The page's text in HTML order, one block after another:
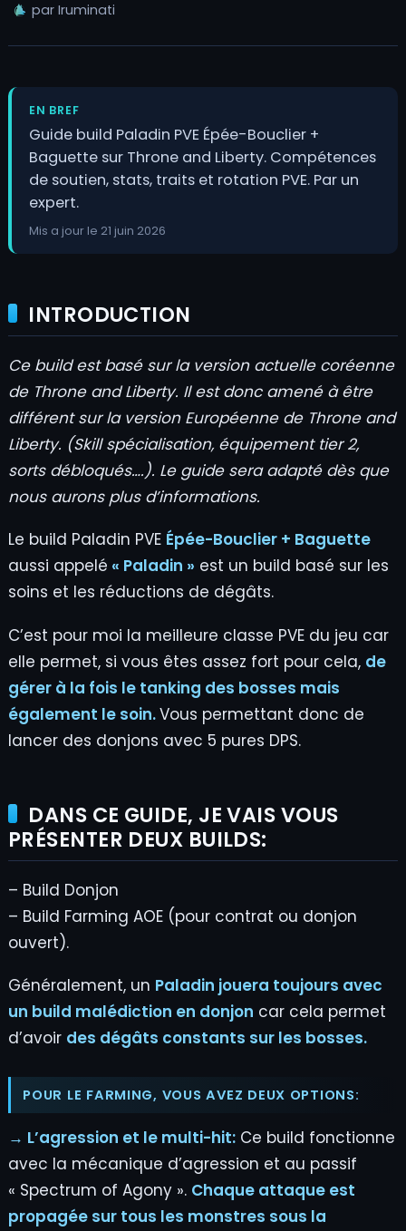
par Iruminati
EN BREF
Guide build Paladin PVE Épée-Bouclier +
Baguette sur Throne and Liberty. Compétences
de soutien, stats, traits et rotation PVE. Par un
expert.
Mis a jour le 21 juin 2026
INTRODUCTION
Ce build est basé sur la version actuelle coréenne
de Throne and Liberty. Il est donc amené à être
différent sur la version Européenne de Throne and
Liberty. (Skill spécialisation, équipement tier 2,
sorts débloqués….). Le guide sera adapté dès que
nous aurons plus d’informations.
Le build Paladin PVE Épée-Bouclier + Baguette
aussi appelé « Paladin » est un build basé sur les
soins et les réductions de dégâts.
C’est pour moi la meilleure classe PVE du jeu car
elle permet, si vous êtes assez fort pour cela, de
gérer à la fois le tanking des bosses mais
également le soin.Vous permettant donc de
lancer des donjons avec 5 pures DPS.
DANS CE GUIDE, JE VAIS VOUS
PRÉSENTER DEUX BUILDS:
– Build Donjon
– Build Farming AOE (pour contrat ou donjon
ouvert).
Généralement, un Paladin jouera toujours avec
un build malédiction en donjon car cela permet
d’avoir des dégâts constants sur les bosses.
POUR LE FARMING, VOUS AVEZ DEUX OPTIONS:
→ L’agression et le multi-hit:Ce build fonctionne
avec la mécanique d’agression et au passif
« Spectrum of Agony ». Chaque attaque est
propagée sur tous les monstres sous la